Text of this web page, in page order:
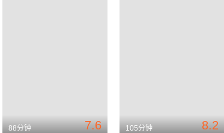
7.6
88分钟 8.2
105分钟